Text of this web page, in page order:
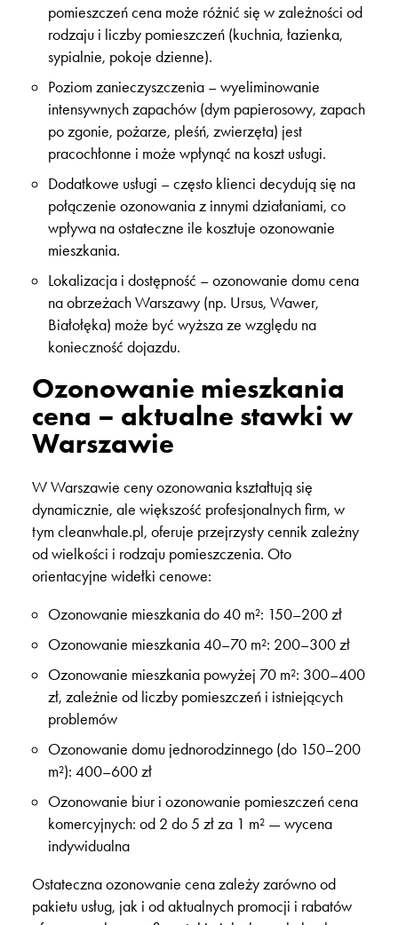
pomieszczeń cena może różnić się w zależności od
rodzaju i liczby pomieszczeń (kuchnia, łazienka,
sypialnie, pokoje dzienne).
Poziom zanieczyszczenia – wyeliminowanie
intensywnych zapachów (dym papierosowy, zapach
po zgonie, pożarze, pleśń, zwierzęta) jest
pracochłonne i może wpłynąć na koszt usługi.
Dodatkowe usługi – często klienci decydują się na
połączenie ozonowania z innymi działaniami, co
wpływa na ostateczne ile kosztuje ozonowanie
mieszkania.
Lokalizacja i dostępność – ozonowanie domu cena
na obrzeżach Warszawy (np. Ursus, Wawer,
Białołęka) może być wyższa ze względu na
konieczność dojazdu.
Ozonowanie mieszkania
cena – aktualne stawki w
Warszawie
W Warszawie ceny ozonowania kształtują się
dynamicznie, ale większość profesjonalnych firm, w
tym cleanwhale.pl, oferuje przejrzysty cennik zależny
od wielkości i rodzaju pomieszczenia. Oto
orientacyjne widełki cenowe:
Ozonowanie mieszkania do 40 m²: 150–200 zł
Ozonowanie mieszkania 40–70 m²: 200–300 zł
Ozonowanie mieszkania powyżej 70 m²: 300–400
zł, zależnie od liczby pomieszczeń i istniejących
problemów
Ozonowanie domu jednorodzinnego (do 150–200
m²): 400–600 zł
Ozonowanie biur i ozonowanie pomieszczeń cena
komercyjnych: od 2 do 5 zł za 1 m² — wycena
indywidualna
Ostateczna ozonowanie cena zależy zarówno od
pakietu usług, jak i od aktualnych promocji i rabatów